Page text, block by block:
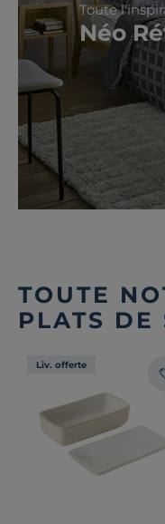
Toute
Néo
TOUTE
PLATS DE
Liv. offerte